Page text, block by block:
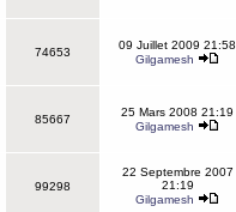
74653
09 Juillet 2009 21:58
Gilgamesh
85667
25 Mars 2008 21:19
Gilgamesh
99298
22 Septembre 2007
21:19
Gilgamesh